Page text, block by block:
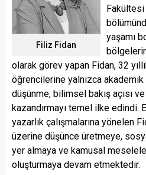
Filiz Fidan
yaşamı
olarak görev yapan Fidan, 32
öğrencilerine yalnızca
düşünme, bilimsel bakış açısı
kazandırmayı temel ilke edindi.
yazarlık çalışmalarına yönelen
üzerine düşünce üretmeye,
yer almaya ve kamusal
oluşturmaya devam etmektedir.